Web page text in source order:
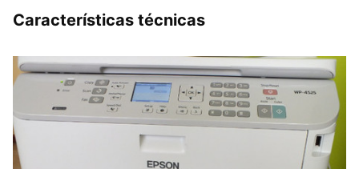
Características técnicas